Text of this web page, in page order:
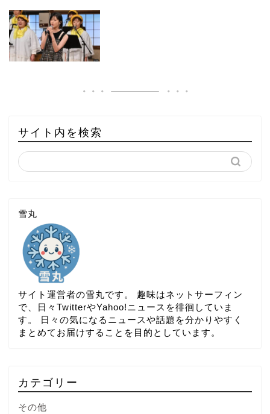
サイト内を検索
雪丸
サイト運営者の雪丸です。 趣味はネットサーフィン
で、日々TwitterやYahoo!ニュースを徘徊していま
す。 日々の気になるニュースや話題を分かりやすく
まとめてお届けすることを目的としています。
カテゴリー
その他